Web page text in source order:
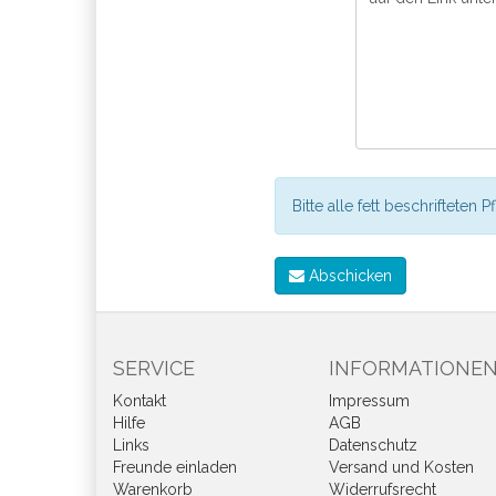
Bitte alle fett beschrifteten
Abschicken
SERVICE
Kontakt
Hilfe
Links
Freunde einladen
Warenkorb
Impressum
AGB
Datenschutz
Versand und Kosten
Widerrufsrecht